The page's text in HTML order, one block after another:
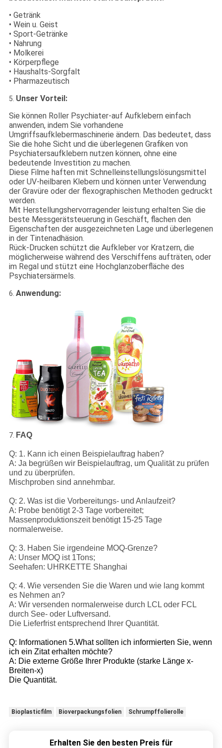
• Getränk
• Wein u. Geist
• Sport-Getränke
• Nahrung
• Molkerei
• Körperpflege
• Haushalts-Sorgfalt
• Pharmazeutisch
5. Unser Vorteil:
Sie können Roller Psychiater-auf Aufklebern einfach
anwenden, indem Sie vorhandene
Umgriffsaufklebermaschinerie ändern. Das bedeutet, dass
Sie die hohe Sicht und die überlegenen Grafiken von
Psychiatersaufklebern nutzen können, ohne eine
bedeutende Investition zu machen.
Diese Filme haften mit Schnelleinstellungslösungsmittel
oder UV-heilbaren Klebern und können unter Verwendung
der Gravüre oder der flexographischen Methoden gedruckt
werden.
Mit Herstellungshervorragender leistung erhalten Sie die
beste Messgerätsteuerung in Geschäft, flachen den
Eigenschaften der ausgezeichneten Lage und überlegenen
in der Tintenadhäsion.
Rück-Drucken schützt die Aufkleber vor Kratzern, die
möglicherweise während des Verschiffens aufträten, oder
im Regal und stützt eine Hochglanzoberfläche des
Psychiatersärmels.
6. Anwendung:
7. FAQ
Q: 1. Kann ich einen Beispielauftrag haben?
A: Ja begrüßen wir Beispielauftrag, um Qualität zu prüfen
und zu überprüfen.
Mischproben sind annehmbar.
Q: 2. Was ist die Vorbereitungs- und Anlaufzeit?
A: Probe benötigt 2-3 Tage vorbereitet;
Massenproduktionszeit benötigt 15-25 Tage
normalerweise.
Q: 3. Haben Sie irgendeine MOQ-Grenze?
A: Unser MOQ ist 1Tons;
Seehafen: UHRKETTE Shanghai
Q: 4. Wie versenden Sie die Waren und wie lang kommt
es Nehmen an?
A: Wir versenden normalerweise durch LCL oder FCL
durch See- oder Luftversand.
Die Lieferfrist entsprechend Ihrer Quantität.
Q: Informationen 5.What sollten ich informierten Sie, wenn
ich ein Zitat erhalten möchte?
A: Die externe Größe Ihrer Produkte (starke Länge x-
Breiten-x)
Die Quantität.
Bioplasticfilm Bioverpackungsfolien Schrumpffolierolle
Erhalten Sie den besten Preis für